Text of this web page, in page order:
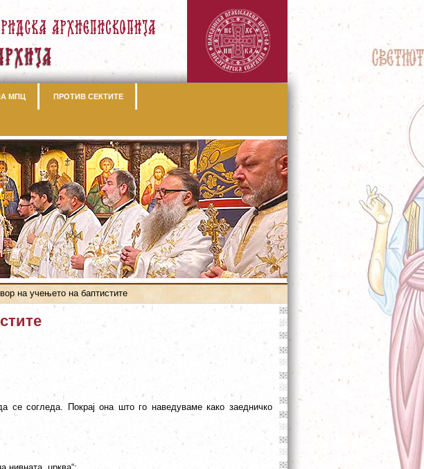
МПЦ ПРОТИВ СЕКТИТЕ
на учењето на баптистите
се согледа. Покрај она што го наведуваме како заедничко